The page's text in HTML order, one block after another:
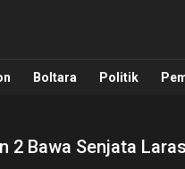
Pemerintahan,
Boltara Politik
2 Bawa Senjata